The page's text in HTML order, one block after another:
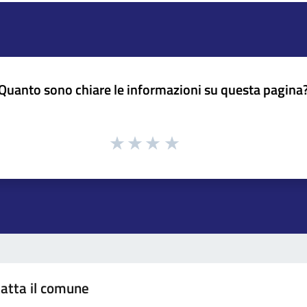
sono chiare le informazioni su questa
il comune